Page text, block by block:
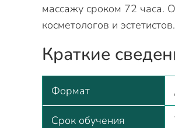
массажу сроком 72 часа.
косметологов и
Краткие
Формат
Срок обучения